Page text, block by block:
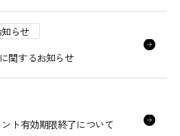
知らせ
関するお知らせ
ト有効期限終了について